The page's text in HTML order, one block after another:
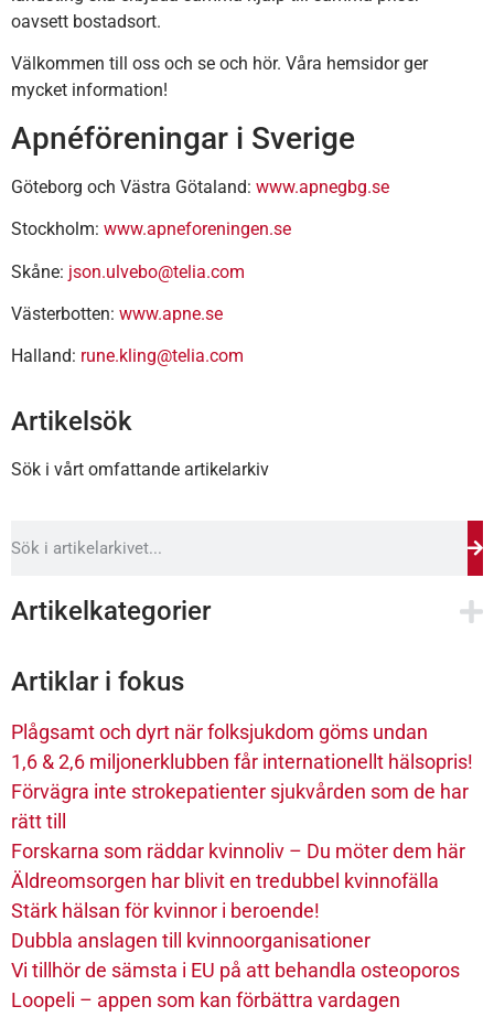
oavsett bostadsort.
Välkommen till oss och se och hör. Våra hemsidor ger
mycket information!
Apnéföreningar i Sverige
Göteborg och Västra Götaland: www.apnegbg.se
Stockholm: www.apneforeningen.se
Skåne: json.ulvebo@telia.com
Västerbotten: www.apne.se
Halland: rune.kling@telia.com
Artikelsök
Sök i vårt omfattande artikelarkiv
Artikelkategorier
Artiklar i fokus
Plågsamt och dyrt när folksjukdom göms undan
1,6 & 2,6 miljonerklubben får internationellt hälsopris!
Förvägra inte strokepatienter sjukvården som de har
rätt till
Forskarna som räddar kvinnoliv – Du möter dem här
Äldreomsorgen har blivit en tredubbel kvinnofälla
Stärk hälsan för kvinnor i beroende!
Dubbla anslagen till kvinnoorganisationer
Vi tillhör de sämsta i EU på att behandla osteoporos
Loopeli – appen som kan förbättra vardagen